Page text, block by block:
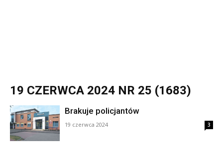
19 CZERWCA 2024 NR 25 (1683)
Brakuje policjantów
19 czerwca 2024 3